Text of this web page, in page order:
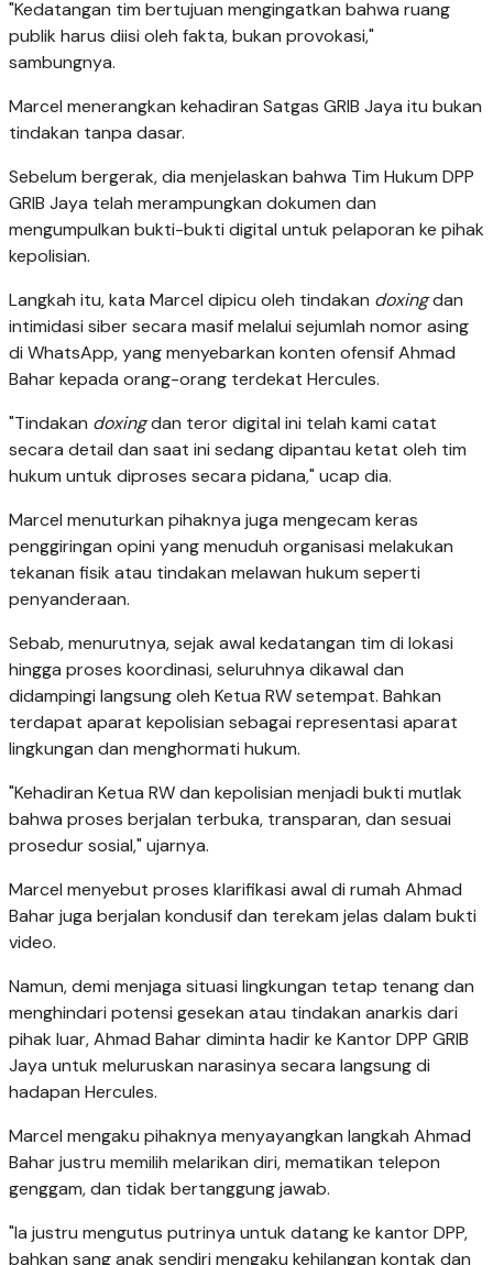
"Kedatangan tim bertujuan mengingatkan bahwa ruang
publik harus diisi oleh fakta, bukan provokasi,"
sambungnya.
Marcel menerangkan kehadiran Satgas GRIB Jaya itu bukan
tindakan tanpa dasar.
Sebelum bergerak, dia menjelaskan bahwa Tim Hukum DPP
GRIB Jaya telah merampungkan dokumen dan
mengumpulkan bukti-bukti digital untuk pelaporan ke pihak
kepolisian.
Langkah itu, kata Marcel dipicu oleh tindakan doxingdan
intimidasi siber secara masif melalui sejumlah nomor asing
di WhatsApp, yang menyebarkan konten ofensif Ahmad
Bahar kepada orang-orang terdekat Hercules.
"Tindakan doxingdan teror digital ini telah kami catat
secara detail dan saat ini sedang dipantau ketat oleh tim
hukum untuk diproses secara pidana," ucap dia.
Marcel menuturkan pihaknya juga mengecam keras
penggiringan opini yang menuduh organisasi melakukan
tekanan fisik atau tindakan melawan hukum seperti
penyanderaan.
Sebab, menurutnya, sejak awal kedatangan tim di lokasi
hingga proses koordinasi, seluruhnya dikawal dan
didampingi langsung oleh Ketua RW setempat. Bahkan
terdapat aparat kepolisian sebagai representasi aparat
lingkungan dan menghormati hukum.
"Kehadiran Ketua RW dan kepolisian menjadi bukti mutlak
bahwa proses berjalan terbuka, transparan, dan sesuai
prosedur sosial," ujarnya.
Marcel menyebut proses klarifikasi awal di rumah Ahmad
Bahar juga berjalan kondusif dan terekam jelas dalam bukti
video.
Namun, demi menjaga situasi lingkungan tetap tenang dan
menghindari potensi gesekan atau tindakan anarkis dari
pihak luar, Ahmad Bahar diminta hadir ke Kantor DPP GRIB
Jaya untuk meluruskan narasinya secara langsung di
hadapan Hercules.
Marcel mengaku pihaknya menyayangkan langkah Ahmad
Bahar justru memilih melarikan diri, mematikan telepon
genggam, dan tidak bertanggung jawab.
"Ia justru mengutus putrinya untuk datang ke kantor DPP,
bahkan sang anak sendiri mengaku kehilangan kontak dan